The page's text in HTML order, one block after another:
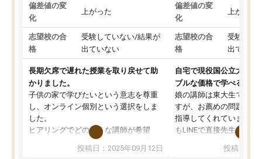
偏差値の変
化
上がった
志望校の合
格
受験していない/結果が
出ていない
長期欠席で遅れた授業を取り戻せて助
かりました。
子供の家で学びたいという意志を尊重
し、オンライン個別という選択をしま
した。
ヒアリングでどのような講師が希望
か、オプションは付帯するかなど選ぶ
事が出来ました。
投稿日：2025年09月12日
偏差値の変
化
上がった
志望校の合
格
受験して
出ていな
自宅で現役国公立大学生
ブルな価格で学べる
娘の講師は東大生では無
すが、お薦めの問題集や
指導してくれています。
もLINEで直接先生に質問
めれるので、個人に合
投稿日：